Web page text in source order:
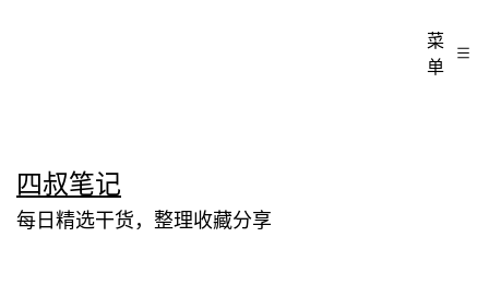
至
内
四叔笔记
每日精选干货，整理收藏分享
菜
单